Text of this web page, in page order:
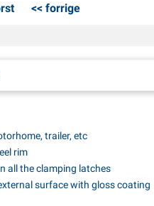
forrige
trailer, etc
rim
all the clamping latches
surface with gloss coating